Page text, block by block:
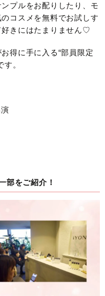
プルをお配りしたり、モ
コスメを無料でお試しす
好きにはたまりません♡
得に手に入る“部員限定
。
部をご紹介！